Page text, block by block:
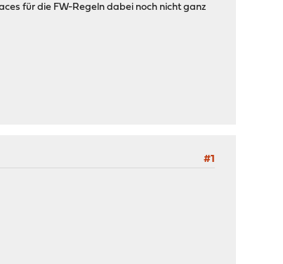
für die FW-Regeln dabei noch nicht ganz
#1